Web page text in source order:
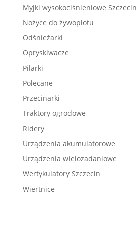
Myjki wysokociśnieniowe Szczecin
Nożyce do żywopłotu
Odśnieżarki
Opryskiwacze
Pilarki
Polecane
Przecinarki
Traktory ogrodowe
Ridery
Urządzenia akumulatorowe
Urządzenia wielozadaniowe
Wertykulatory Szczecin
Wiertnice